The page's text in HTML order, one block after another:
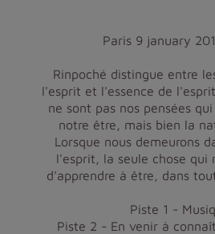
Paris 9 january
Rinpoché distingue entre
l'esprit et l'essence de
ne sont pas nos pensées
notre être, mais bien la
Lorsque nous demeurons
l'esprit, la seule chose qui
d'apprendre à être, dans
Piste 1 -
Piste 2 - En venir à